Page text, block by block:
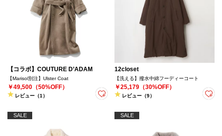
【コラボ】COUTURE D’ADAM
【Marisol別注】Ulster Coat
￥49,500（50%OFF）
レビュー（1）
12closet
【洗える】撥水中綿フーディーコート
￥25,179（30%OFF）
レビュー（9）
SALE SALE